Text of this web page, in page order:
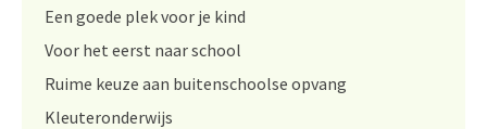
Een goede plek voor je kind
Voor het eerst naar school
Ruime keuze aan buitenschoolse opvang
Kleuteronderwijs